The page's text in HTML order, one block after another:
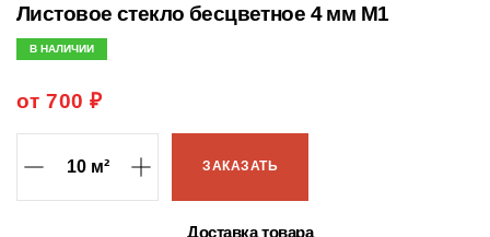
Листовое стекло бесцветное 4 мм М1
В НАЛИЧИИ
от 700 ₽
ЗАКАЗАТЬ
Доставка товара